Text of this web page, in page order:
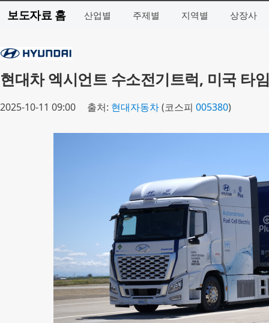
보도자료 홈 산업별 주제별 지역별 상장사
현대차 엑시언트 수소전기트럭, 미국 타
2025-10-11 09:00 출처: 현대자동차(코스피 005380)